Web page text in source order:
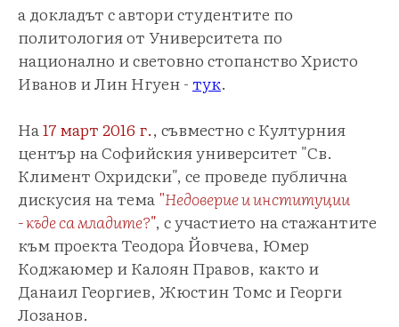
а докладът с автори студентите по
политология от Университета по
национално и световно стопанство Христо
Иванов и Лин Нгуен - тук.
На17 март 2016 г., съвместно с Културния
център на Софийския университет "Св.
Климент Охридски", се проведе публична
дискусия на тема "Недоверие и институции
- къде са младите?", с участието на стажантите
към проекта Теодора Йовчева, Юмер
Коджаюмер и Калоян Правов, както и
Данаил Георгиев, Жюстин Томс и Георги
Лозанов.